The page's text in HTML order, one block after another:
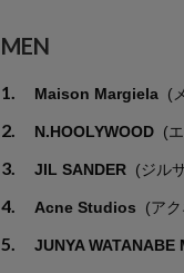
MEN
1. Maison Margiela (
2. N.HOOLYWOOD (
3. JIL SANDER (ジル
4. Acne Studios (ア
5. JUNYA WATANABE